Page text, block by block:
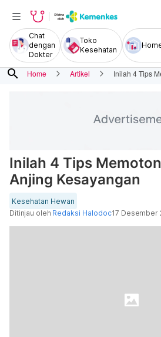
Chat
dengan
Dokter
Toko
Kesehatan
search Home Artikel Inilah 4 Tips
Inilah 4 Tips
Anjing Kesayangan
Kesehatan Hewan
Ditinjau oleh Redaksi Halodoc17 Desember